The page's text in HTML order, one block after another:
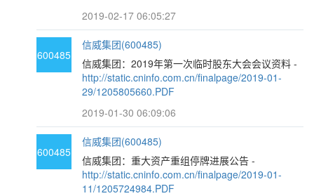
2019-02-17 06:05:27
600485
信威集团(600485)
信威集团：2019年第一次临时股东大会会议资料 -
http://static.cninfo.com.cn/finalpage/2019-01-
29/1205805660.PDF
2019-01-30 06:09:06
600485
信威集团(600485)
信威集团：重大资产重组停牌进展公告 -
http://static.cninfo.com.cn/finalpage/2019-01-
11/1205724984.PDF